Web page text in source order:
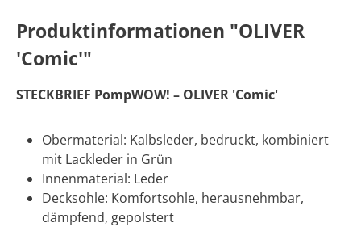
Produktinformationen "OLIVER
'Comic'"
STECKBRIEF PompWOW! – OLIVER 'Comic'
Obermaterial: Kalbsleder, bedruckt, kombiniert
mit Lackleder in Grün
Innenmaterial: Leder
Decksohle: Komfortsohle, herausnehmbar,
dämpfend, gepolstert